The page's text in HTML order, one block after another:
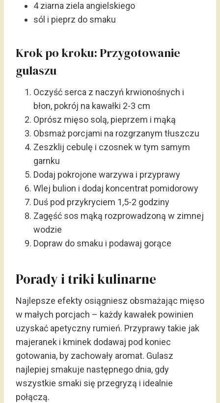
4 ziarna ziela angielskiego
sól i pieprz do smaku
Krok po kroku: Przygotowanie
gulaszu
Oczyść serca z naczyń krwionośnych i
błon, pokrój na kawałki 2-3 cm
Oprósz mięso solą, pieprzem i mąką
Obsmaż porcjami na rozgrzanym tłuszczu
Zeszklij cebulę i czosnek w tym samym
garnku
Dodaj pokrojone warzywa i przyprawy
Wlej bulion i dodaj koncentrat pomidorowy
Duś pod przykryciem 1,5-2 godziny
Zagęść sos mąką rozprowadzoną w zimnej
wodzie
Dopraw do smaku i podawaj gorące
Porady i triki kulinarne
Najlepsze efekty osiągniesz obsmażając mięso
w małych porcjach – każdy kawałek powinien
uzyskać apetyczny rumień. Przyprawy takie jak
majeranek i kminek dodawaj pod koniec
gotowania, by zachowały aromat. Gulasz
najlepiej smakuje następnego dnia, gdy
wszystkie smaki się przegryzą i idealnie
połączą.